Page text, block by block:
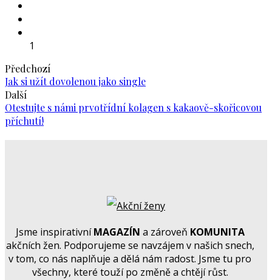
1
Předchozí
Jak si užít dovolenou jako single
Další
Otestujte s námi prvotřídní kolagen s kakaově-skořicovou
příchutí!
Jsme inspirativníMAGAZÍN a zároveň KOMUNITA
akčních žen. Podporujeme se navzájem v našich snech,
v tom, co nás naplňuje a dělá nám radost. Jsme tu pro
všechny, které touží po změně a chtějí růst.